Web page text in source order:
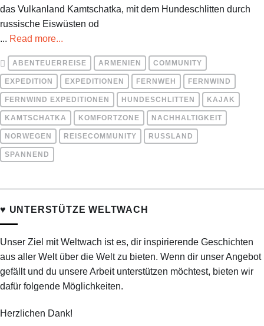
das Vulkanland Kamtschatka, mit dem Hundeschlitten durch
russische Eiswüsten od
... Read more...
ABENTEUERREISE ARMENIEN COMMUNITY
EXPEDITION EXPEDITIONEN FERNWEH FERNWIND
FERNWIND EXPEDITIONEN HUNDESCHLITTEN KAJAK
KAMTSCHATKA KOMFORTZONE NACHHALTIGKEIT
NORWEGEN REISECOMMUNITY RUSSLAND
SPANNEND
♥ UNTERSTÜTZE WELTWACH
Unser Ziel mit Weltwach ist es, dir inspirierende Geschichten
aus aller Welt über die Welt zu bieten. Wenn dir unser Angebot
gefällt und du unsere Arbeit unterstützen möchtest, bieten wir
dafür folgende Möglichkeiten.
Herzlichen Dank!